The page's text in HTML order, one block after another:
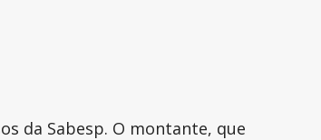
da Sabesp. O montante, que